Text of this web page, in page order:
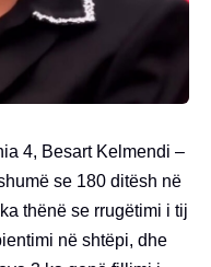
4, Besart Kelmendi –
se 180 ditësh në
thënë se rrugëtimi i tij
në shtëpi, dhe